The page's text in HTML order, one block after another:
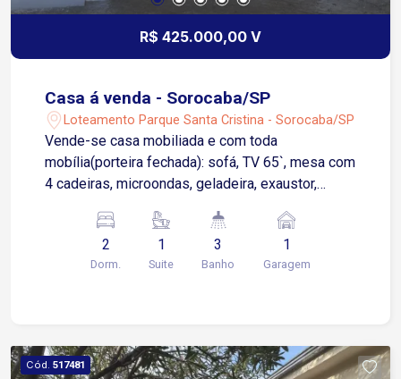
R$ 425.000,00 V
Casa á venda - Sorocaba/SP
Loteamento Parque Santa Cristina - Sorocaba/SP
Vende-se casa mobiliada e com toda
mobília(porteira fechada): sofá, TV 65`, mesa com
4 cadeiras, microondas, geladeira, exaustor,
Queen com cabeceira, máquina de lava e seca. 2
quartos sendo um suite, 1 banheiro social e outro
banheiro, 3 banheiros. Portão automático e
2
Dorm.
1
Suite
3
Banho
1
Garagem
Cód. 517481